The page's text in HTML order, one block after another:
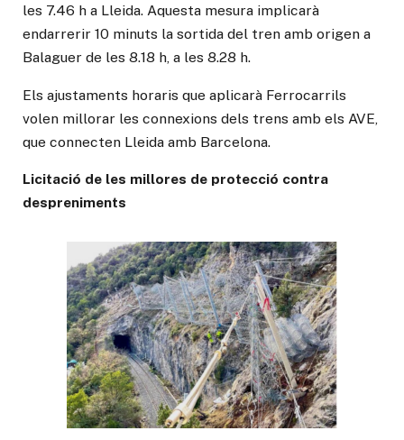
les 7.46 h a Lleida. Aquesta mesura implicarà
endarrerir 10 minuts la sortida del tren amb origen a
Balaguer de les 8.18 h, a les 8.28 h.
Els ajustaments horaris que aplicarà Ferrocarrils
volen millorar les connexions dels trens amb els AVE,
que connecten Lleida amb Barcelona.
Licitació de les millores de protecció contra
despreniments